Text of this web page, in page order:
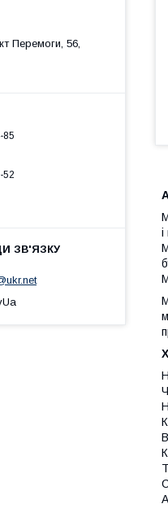
Перемоги, 56,
85
52